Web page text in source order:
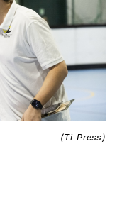
(Ti-Press)